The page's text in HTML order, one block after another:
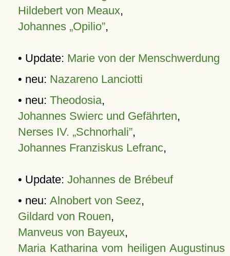
Hildebert von Meaux,
Johannes „Opilio”,
• Update: Marie von der Menschwerdung
• neu: Nazareno Lanciotti
• neu: Theodosia,
Johannes Swierc und Gefährten,
Nerses IV. „Schnorhali”,
Johannes Franziskus Lefranc,
• Update: Johannes de Brébeuf
• neu: Alnobert von Seez,
Gildard von Rouen,
Manveus von Bayeux,
Maria Katharina vom heiligen Augustinus